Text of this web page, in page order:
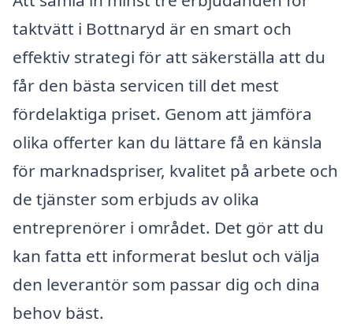
taktvätt i Bottnaryd är en smart och
effektiv strategi för att säkerställa att du
får den bästa servicen till det mest
fördelaktiga priset. Genom att jämföra
olika offerter kan du lättare få en känsla
för marknadspriser, kvalitet på arbete och
de tjänster som erbjuds av olika
entreprenörer i området. Det gör att du
kan fatta ett informerat beslut och välja
den leverantör som passar dig och dina
behov bäst.